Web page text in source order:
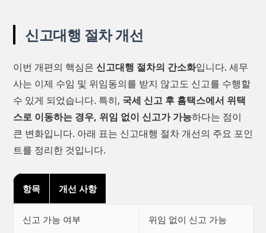
신고대행 절차 개선
이번 개편의 핵심은 신고대행 절차의 간소화입니다. 세무
사는 이제 수임 및 위임동의를 받지 않고도 신고를 수행할
수 있게 되었습니다. 특히, 국세 신고 후 홈택스에서 위택
스로 이동하는 경우, 위임 없이 신고가 가능하다는 점이
큰 변화입니다. 아래 표는 신고대행 절차 개선의 주요 포인
트를 정리한 것입니다.
항목 개선 사항
신고 가능 여부 위임 없이 신고 가능